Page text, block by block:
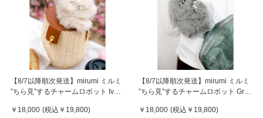
【8/7以降順次発送】mirumi ミルミ
”ちら見”するチャームロボット Ivory
￥18,000 (税込 ￥19,800)
【8/7以降順次発送】mirumi ミルミ
”ちら見”するチャームロボット Gray
￥18,000 (税込 ￥19,800)